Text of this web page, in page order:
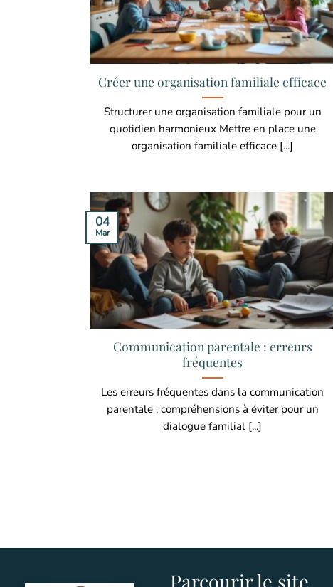
Créer une organisation familiale efficace
Structurer une organisation familiale pour un
quotidien harmonieux Mettre en place une
organisation familiale efficace [...]
Communication parentale : erreurs
fréquentes
Les erreurs fréquentes dans la communication
parentale : compréhensions à éviter pour un
dialogue familial [...]
04
Mar
Parcourir le site